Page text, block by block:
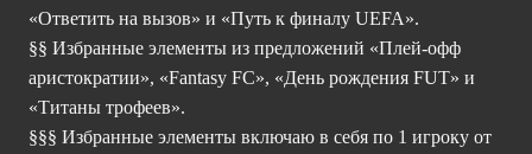
«Ответить на вызов» и «Путь к финалу UEFA».
§§ Избранные элементы из предложений «Плей-офф
аристократии», «Fantasy FC», «День рождения FUT» и
«Титаны трофеев».
§§§ Избранные элементы включаю в себя по 1 игроку от